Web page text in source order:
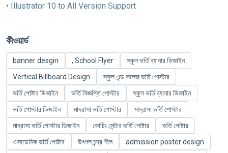
• Illustrator 10 to All Version Support
কীওয়ার্ড
banner desgin , School Flyer
স্কুল ভর্তি ব্যানার ডিজাইন
Vertical Billboard Design
স্কুল এন্ড কলেজ ভর্তি পোস্টার
ভর্তি পোষ্টার ডিজাইন
ভর্তি বিজ্ঞপ্তি পোস্টার
স্কুল ভর্তি ব্যানার ডিজাইন
ভর্তি পোস্টার ডিজাইন
মাদরাসা ভর্তি পোস্টার
মাদ্রাসা ভর্তি পোস্টার
মাদ্রাসা ভর্তি পোস্টার ডিজাইন
কোচিং সেন্টার ভর্তি পোষ্টার
ভর্তি পোষ্টার
একাডেমিক ভর্তি পোষ্টার
উৎপল চন্দ্র শীল
admission poster design